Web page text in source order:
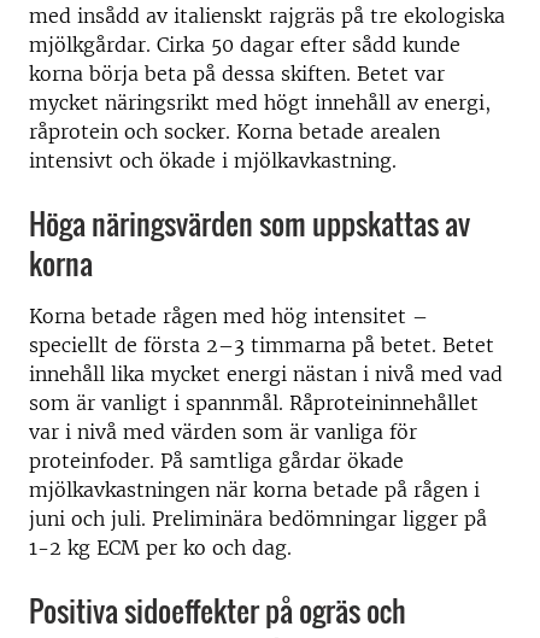
med insådd av italienskt rajgräs på tre ekologiska
mjölkgårdar. Cirka 50 dagar efter sådd kunde
korna börja beta på dessa skiften. Betet var
mycket näringsrikt med högt innehåll av energi,
råprotein och socker. Korna betade arealen
intensivt och ökade i mjölkavkastning.
Höga näringsvärden som uppskattas av
korna
Korna betade rågen med hög intensitet –
speciellt de första 2–3 timmarna på betet. Betet
innehåll lika mycket energi nästan i nivå med vad
som är vanligt i spannmål. Råproteininnehållet
var i nivå med värden som är vanliga för
proteinfoder. På samtliga gårdar ökade
mjölkavkastningen när korna betade på rågen i
juni och juli. Preliminära bedömningar ligger på
1-2 kg ECM per ko och dag.
Positiva sidoeffekter på ogräs och